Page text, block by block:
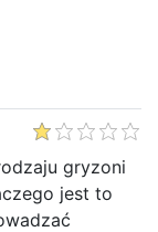
gryzoni
jest to